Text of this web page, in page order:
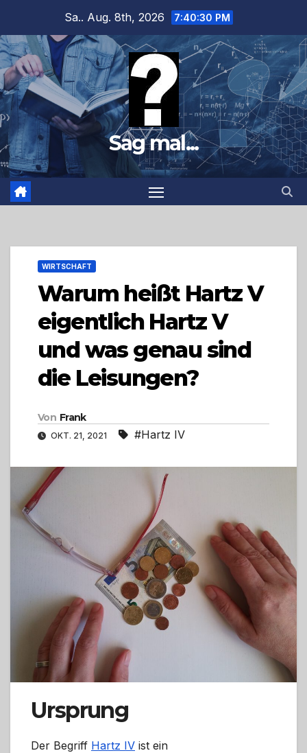
springen
Sa.. Aug. 8th, 2026 7:40:32 PM
Sag mal...
WIRTSCHAFT
Warum heißt Hartz V
eigentlich Hartz V
und was genau sind
die Leisungen?
Von Frank
OKT. 21, 2021 #Hartz IV
Ursprung
Der Begriff Hartz IV ist ein